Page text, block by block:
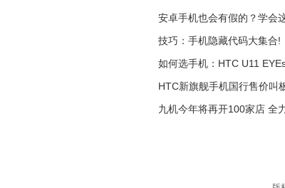
安卓手机也会有假的？学会
技巧：手机隐藏代码大集合!
如何选手机：HTC U11
HTC新旗舰手机国行售价叫
九机今年将再开100家店 全